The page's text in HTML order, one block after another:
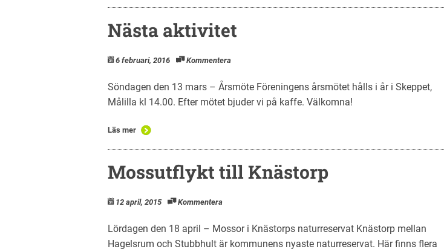
Nästa aktivitet
6 februari, 2016 Kommentera
Söndagen den 13 mars – Årsmöte Föreningens årsmötet hålls i år i Skeppet,
Målilla kl 14.00. Efter mötet bjuder vi på kaffe. Välkomna!
Läs mer
Mossutflykt till Knästorp
12 april, 2015 Kommentera
Lördagen den 18 april – Mossor i Knästorps naturreservat Knästorp mellan
Hagelsrum och Stubbhult är kommunens nyaste naturreservat. Här finns flera